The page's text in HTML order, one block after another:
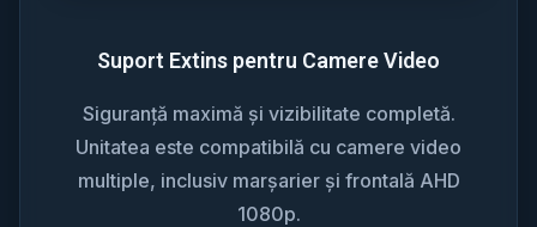
Suport Extins pentru Camere Video
Siguranță maximă și vizibilitate completă.
Unitatea este compatibilă cu camere video
multiple, inclusiv marșarier și frontală AHD
1080p.